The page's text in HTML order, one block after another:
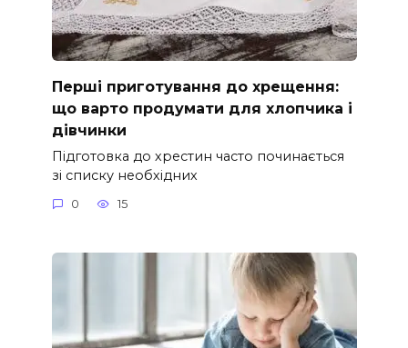
Перші приготування до хрещення:
що варто продумати для хлопчика і
дівчинки
Підготовка до хрестин часто починається
зі списку необхідних
0 15